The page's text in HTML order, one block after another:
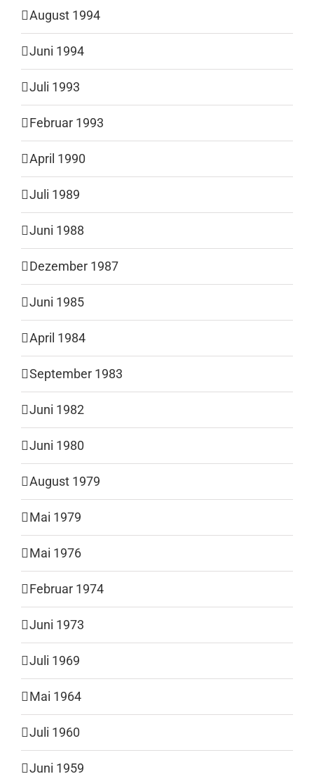
August 1994
Juni 1994
Juli 1993
Februar 1993
April 1990
Juli 1989
Juni 1988
Dezember 1987
Juni 1985
April 1984
September 1983
Juni 1982
Juni 1980
August 1979
Mai 1979
Mai 1976
Februar 1974
Juni 1973
Juli 1969
Mai 1964
Juli 1960
Juni 1959